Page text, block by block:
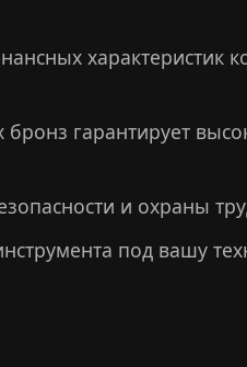
характеристик
гарантирует
и охраны
под вашу